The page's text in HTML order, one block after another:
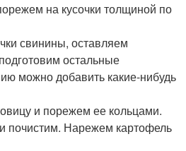
на кусочки толщиной по
свинины, оставляем
остальные
можно добавить какие-нибудь
и порежем ее кольцами.
почистим. Нарежем картофель